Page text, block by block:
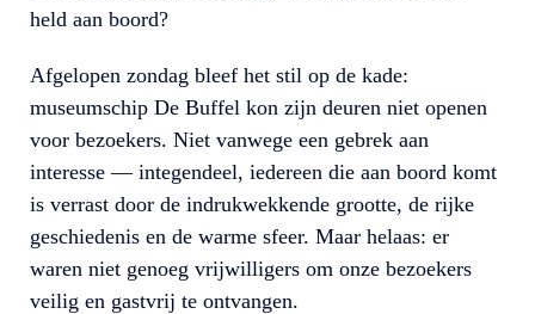
held aan boord?
Afgelopen zondag bleef het stil op de kade:
museumschip De Buffel kon zijn deuren niet openen
voor bezoekers. Niet vanwege een gebrek aan
interesse — integendeel, iedereen die aan boord komt
is verrast door de indrukwekkende grootte, de rijke
geschiedenis en de warme sfeer. Maar helaas: er
waren niet genoeg vrijwilligers om onze bezoekers
veilig en gastvrij te ontvangen.